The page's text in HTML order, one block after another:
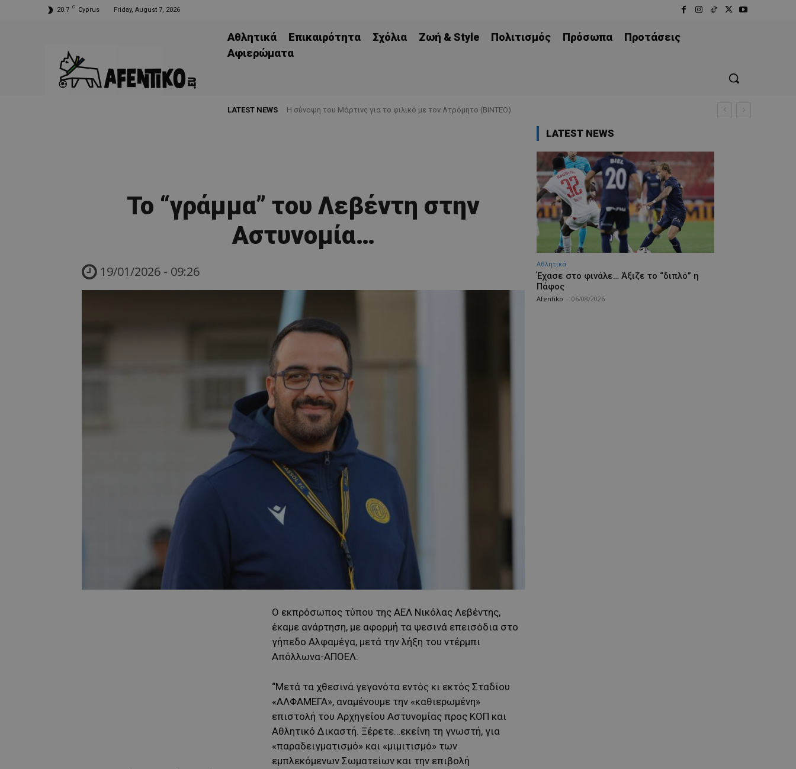
20.7 C Cyprus Friday, August 7, 2026
Αθλητικά Επικαιρότητα Σχόλια Ζωή & Style Πολιτισμός Πρόσωπα
Προτάσεις
Aφιερώματα
LATEST NEWS H σύνοψη του Μάρτινς για το φιλικό με τον Ατρόμητο (ΒΙΝΤΕΟ)
To “γράμμα” του Λεβέντη στην
Αστυνομία…
19/01/2026 - 09:26
Ο εκπρόσωπος τύπου της ΑΕΛ Νικόλας Λεβέντης,
έκαμε ανάρτηση, με αφορμή τα ψεσινά επεισόδια στο
γήπεδο Αλφαμέγα, μετά την λήξη του ντέρμπι
Απόλλωνα-ΑΠΟΕΛ:
“Μετά τα χθεσινά γεγονότα εντός κι εκτός Σταδίου
«ΑΛΦΑΜΕΓΑ», αναμένουμε την «καθιερωμένη»
επιστολή του Αρχηγείου Αστυνομίας προς ΚΟΠ και
Αθλητικό Δικαστή. Ξέρετε…εκείνη τη γνωστή, για
«παραδειγματισμό» και «μιμιτισμό» των
εμπλεκόμενων Σωματείων και την επιβολή
LATEST NEWS
Αθλητικά
Έχασε στο φινάλε… Άξιζε το “διπλό” η
Πάφος
Afentiko 06/08/2026